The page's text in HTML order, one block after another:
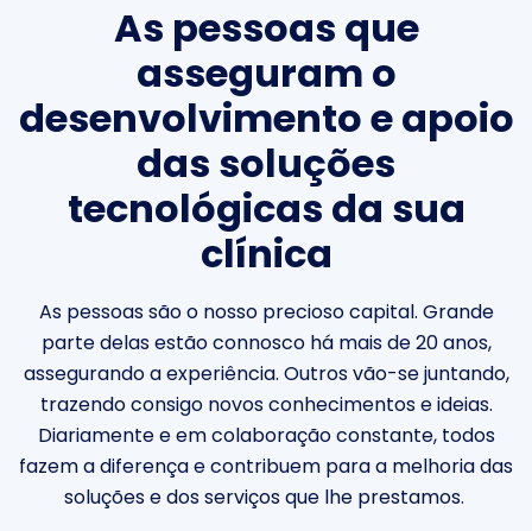
As pessoas que
asseguram o
desenvolvimento e apoio
das soluções
tecnológicas da sua
clínica
As pessoas são o nosso precioso capital. Grande
parte delas estão connosco há mais de 20 anos,
assegurando a experiência. Outros vão-se juntando,
trazendo consigo novos conhecimentos eideias.
Diariamentee em colaboração constante, todos
fazem a diferença e contribuem para a melhoria das
soluções e dos serviços que lhe prestamos.